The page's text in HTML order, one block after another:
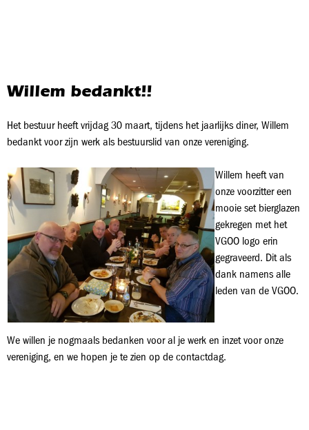
Willem bedankt!!
Het bestuur heeft vrijdag 30 maart, tijdens het jaarlijks diner, Willem
bedankt voor zijn werk als bestuurslid van onze vereniging.
Willem heeft van
onze voorzitter een
mooie set bierglazen
gekregen met het
VGOO logo erin
gegraveerd. Dit als
dank namens alle
leden van de VGOO.
We willen je nogmaals bedanken voor al je werk en inzet voor onze
vereniging, en we hopen je te zien op de contactdag.